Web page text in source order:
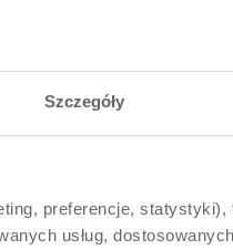
Szczegóły
preferencje,
usług,
zagłówek.